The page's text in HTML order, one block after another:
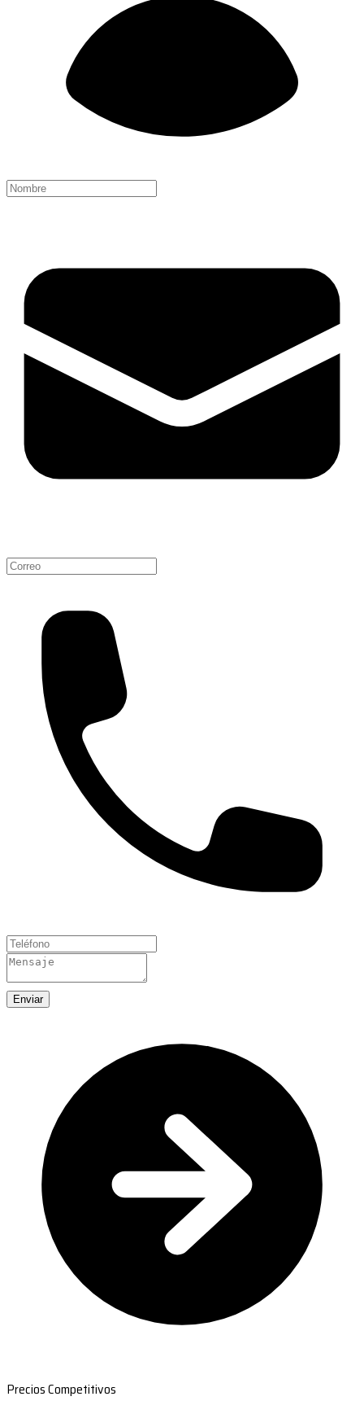
Enviar
Precios Competitivos